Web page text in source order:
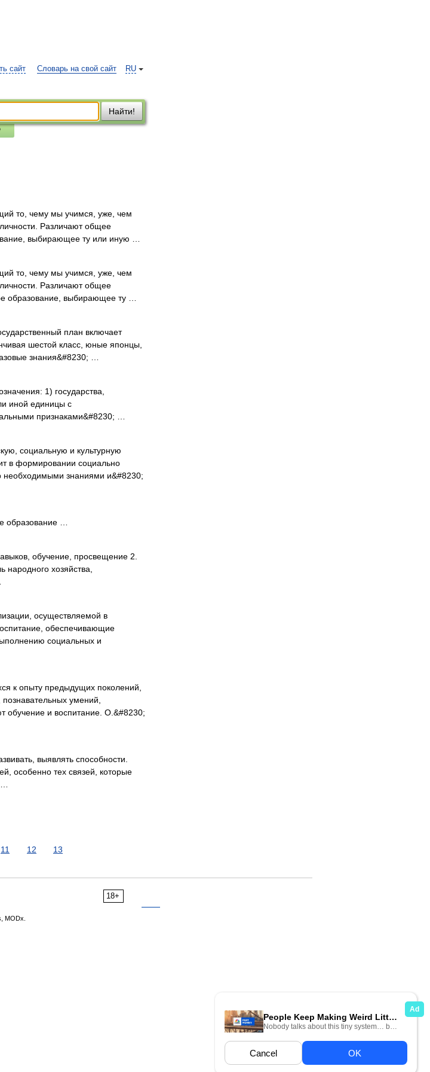
RU
сайт Словарь на свой сайт
Найти!
то, чему мы учимся, уже, чем
Различают общее
выбирающее ту или иную …
то, чему мы учимся, уже, чем
Различают общее
образование, выбирающее ту …
план включает
шестой класс, юные японцы,
знания&#8230; …
1) государства,
иной единицы с
признаками&#8230; …
социальную и культурную
в формировании социально
необходимыми знаниями и&#8230;
образование …
обучение, просвещение 2.
народного хозяйства,
осуществляемой в
обеспечивающие
социальных и
к опыту предыдущих поколений,
умений,
обучение и воспитание. О.&#8230;
выявлять способности.
особенно тех связей, которые
11 12 13
18+
MODx.